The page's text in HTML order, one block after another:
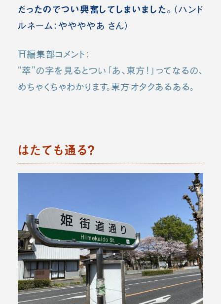
だったのでつい興奮してしまいました。 （ハンド
ルネーム：ややややあ さん）
⛩️編集部コメント：
“萃”の字を見るとつい「あ、東方！」ってなるの、
めちゃくちゃわかります。東方オタクあるある。
はたても通る？